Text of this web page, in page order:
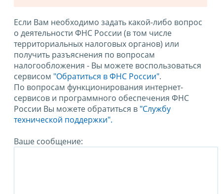
Если Вам необходимо задать какой-либо вопрос
о деятельности ФНС России (в том числе
территориальных налоговых органов) или
получить разъяснения по вопросам
налогообложения - Вы можете воспользоваться
сервисом "Обратиться в ФНС России".
По вопросам функционирования интернет-
сервисов и программного обеспечения ФНС
России Вы можете обратиться в "Службу
технической поддержки".
Ваше сообщение: